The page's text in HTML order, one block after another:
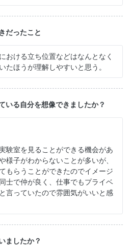
だったこと
おける立ち位置などはなんとなく
たほうが理解しやすいと思う。
いる自分を想像できましたか？
験室を見ることができる機会があ
様子がわからないことが多いが、
もらうことができたのでイメージ
士で仲が良く、仕事でもプライベ
言っていたので雰囲気がいいと感
ましたか？